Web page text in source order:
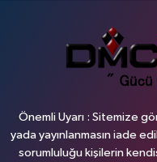
Önemli Uyarı : Sitemize
yada yayınlanmasın iade
sorumluluğu kişilerin